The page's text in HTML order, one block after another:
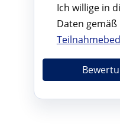
Ich willige in
Daten gemäß